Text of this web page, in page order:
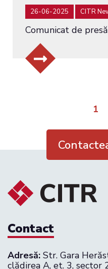
26-06-2025 CITR
1
Contact
Adresă: Str. Gara
clădirea A, et. 3, sector